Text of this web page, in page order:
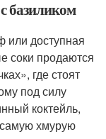
базиликом
или доступная
соки продаются
где стоят
под силу
коктейль,
хмурую